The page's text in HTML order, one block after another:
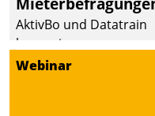
AktivBo und Datatrain
kooperieren –
Webinar